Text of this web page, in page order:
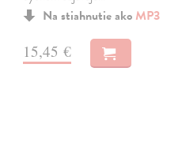
Na stiahnutie ako MP3
15,45 €